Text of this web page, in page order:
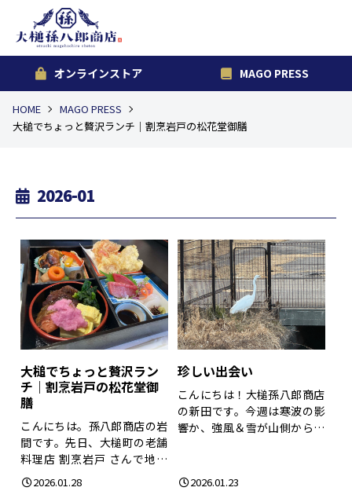
オンラインストア MAGO PRESS
HOME
MAGO PRESS
大槌でちょっと贅沢ランチ｜割烹岩戸の松花堂御膳
2026-01
大槌でちょっと贅沢ラン
チ｜割烹岩戸の松花堂御
膳
こんにちは。孫八郎商店の岩
間です。先日、大槌町の老舗
料理店 割烹岩戸 さんで地元
食材をふんだん...
2026.01.28
珍しい出会い
こんにちは！大槌孫八郎商店
の新田です。今週は寒波の影
響か、強風＆雪が山側から飛
2026.01.23